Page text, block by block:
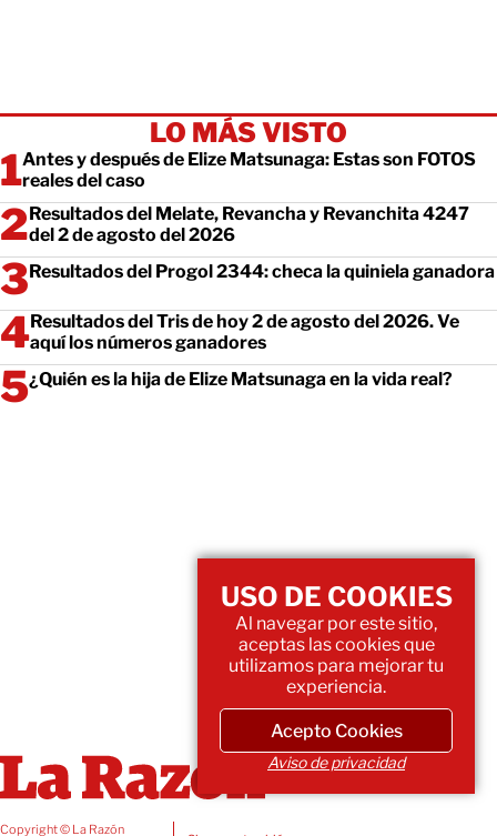
LO MÁS VISTO
Antes y después de Elize Matsunaga: Estas son FOTOS
reales del caso
Resultados del Melate, Revancha y Revanchita 4247
del 2 de agosto del 2026
Resultados del Progol 2344: checa la quiniela ganadora
Resultados del Tris de hoy 2 de agosto del 2026. Ve
aquí los números ganadores
¿Quién es la hija de Elize Matsunaga en la vida real?
Copyright © La Razón
USO DE COOKIES
Al navegar por este sitio,
aceptas las cookies que
utilizamos para mejorar tu
experiencia.
Acepto Cookies
Aviso de privacidad